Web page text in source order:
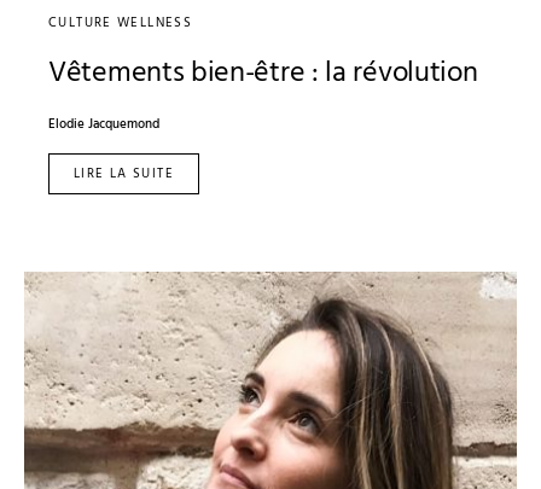
CULTURE WELLNESS
Vêtements bien-être : la révolution
Elodie Jacquemond
LIRE LA SUITE